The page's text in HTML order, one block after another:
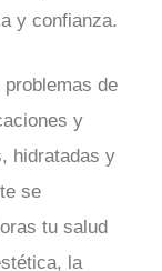
y confianza.
de
y
hidratadas y
se
tu salud
la